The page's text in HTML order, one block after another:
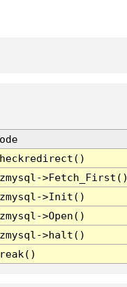
>Init()
>Open()
>halt()